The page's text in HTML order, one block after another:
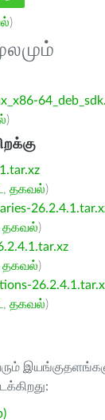
)
)
, தகவல்)
தகவல்)
தகவல்)
, தகவல்)